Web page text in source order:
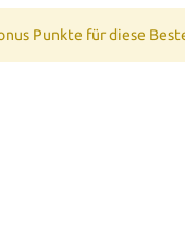
Punkte für diese